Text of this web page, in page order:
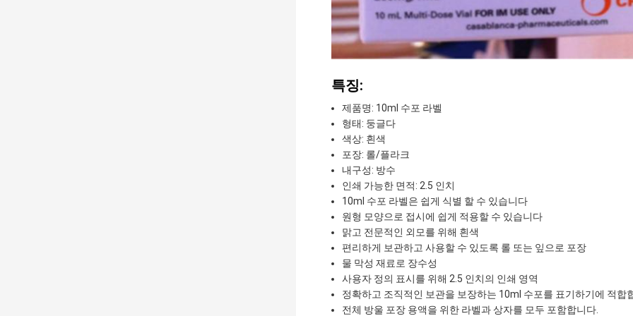
특징:
제품명: 10ml 수포 라벨
형태: 둥글다
색상: 흰색
포장: 롤/플라크
내구성: 방수
인쇄 가능한 면적: 2.5 인치
10ml 수포 라벨은 쉽게 식별 할 수 있습니다
원형 모양으로 접시에 쉽게 적용할 수 있습니다
맑고 전문적인 외모를 위해 흰색
편리하게 보관하고 사용할 수 있도록 롤 또는 잎으로 포장
물 막성 재료로 장수성
사용자 정의 표시를 위해 2.5 인치의 인쇄 영역
정확하고 조직적인 보관을 보장하는 10ml 수포를 표기하기에 적합
전체 방울 포장 용액을 위한 라벨과 상자를 모두 포함합니다.